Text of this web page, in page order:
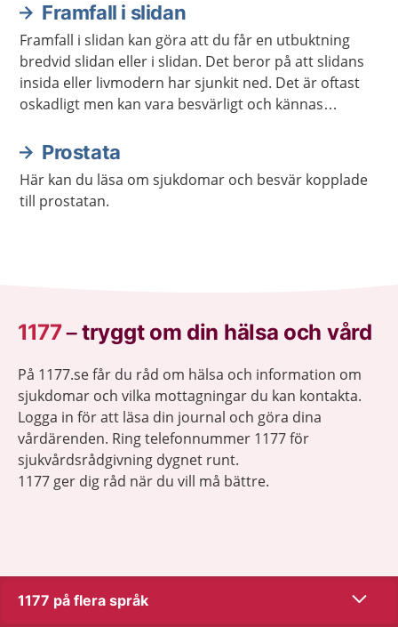
Framfall i slidan
Framfall i slidan kan göra att du får en utbuktning
bredvid slidan eller i slidan. Det beror på att slidans
insida eller livmodern har sjunkit ned. Det är oftast
oskadligt men kan vara besvärligt och kännas
Prostata
Här kan du läsa om sjukdomar och besvär kopplade
till prostatan.
1177–tryggt om din hälsa och vård
På 1177.se får du råd om hälsa och information om
sjukdomar och vilka mottagningar du kan kontakta.
Logga in för att läsa din journal och göra dina
vårdärenden. Ring telefonnummer 1177 för
sjukvårdsrådgivning dygnet runt.
1177 ger dig råd när du vill må bättre.
1177 på flera språk Visa